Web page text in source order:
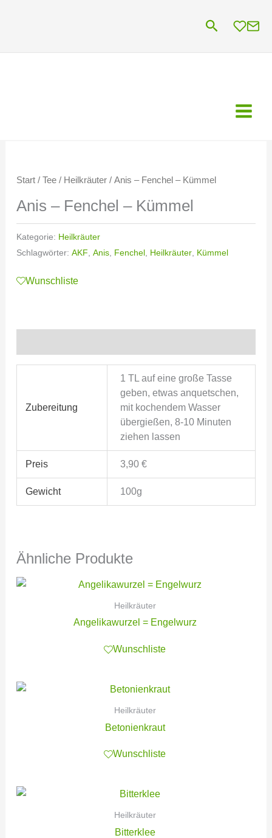
Suchen
Start/ Tee/ Heilkräuter/ Anis – Fenchel – Kümmel
Anis – Fenchel – Kümmel
Kategorie: Heilkräuter
Schlagwörter: AKF Anis, Fenchel, Heilkräuter, Kümmel
Wunschliste
Zubereitung
1 TL auf eine große Tasse
geben, etwas anquetschen,
mit kochendem Wasser
übergießen, 8-10 Minuten
ziehen lassen
Preis 3,90 €
Gewicht 100g
Ähnliche Produkte
Heilkräuter
Angelikawurzel = Engelwurz
Wunschliste
Heilkräuter
Betonienkraut
Wunschliste
Heilkräuter
Bitterklee